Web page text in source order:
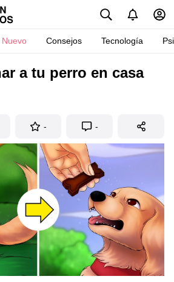
Nuevo Consejos Tecnología
a tu perro en casa
- -